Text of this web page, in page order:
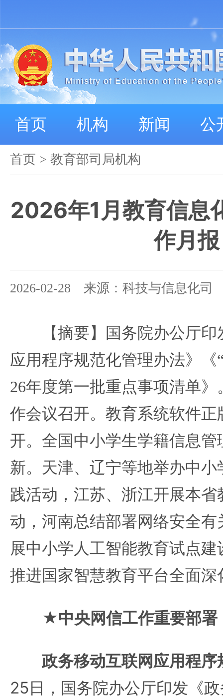
首页 机构 新闻 公
首页 > 教育部司局机构
2026年1月教育信息
作月报
2026-02-28 来源：科技与信息化司
【摘要】国务院办公厅
应用程序规范化管理办法》《
26年度第一批重点事项清单》
作会议召开。教育系统软件
开。全国中小学生学籍信息
新。天津、辽宁等地举办中
践活动，江苏、浙江开展本
动，河南总结部署网络安全
展中小学人工智能教育试点
推进国家智慧教育平台全面
★中央网信工作重要部署
政务移动互联网应用程
25日，国务院办公厅印发《